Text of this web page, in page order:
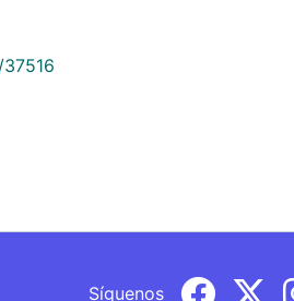
Síguenos